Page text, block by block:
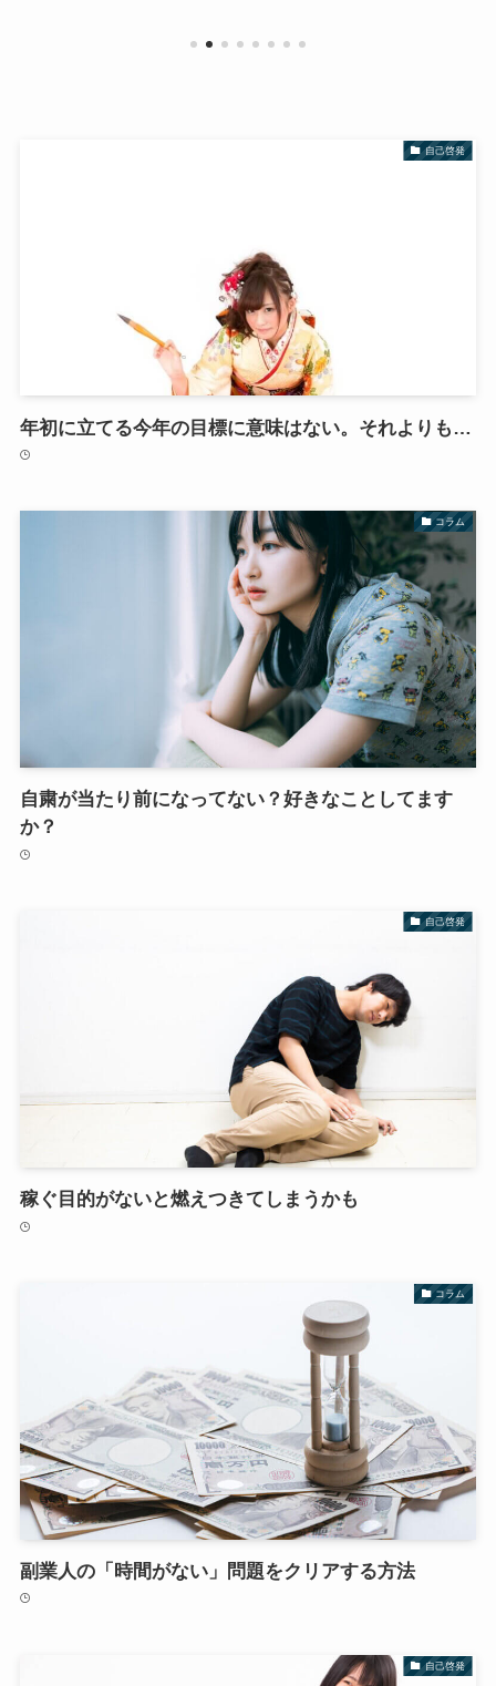
自己啓発
年初に立てる今年の目標に意味はない。それよりも…
コラム
自粛が当たり前になってない？好きなことしてます
か？
自己啓発
稼ぐ目的がないと燃えつきてしまうかも
コラム
副業人の「時間がない」問題をクリアする方法
自己啓発